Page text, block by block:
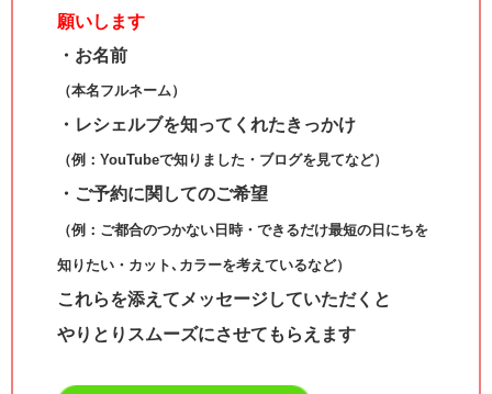
願いします
・お名前
（本名フルネーム）
・レシェルブを知ってくれたきっかけ
（例：YouTubeで知りました・ブログを見てなど）
・ご予約に関してのご希望
（例：ご都合のつかない日時・できるだけ最短の日にちを
知りたい・カット､カラーを考えているなど）
これらを添えてメッセージしていただくと
やりとりスムーズにさせてもらえます